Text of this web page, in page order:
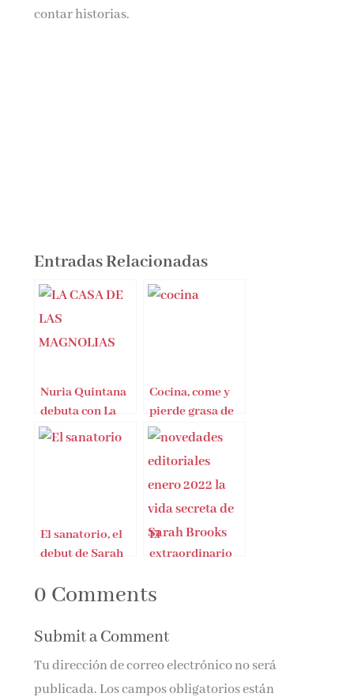
contar historias.
Entradas Relacionadas
Nuria Quintana
debuta con La
casa de las
Cocina, come y
pierde grasa de
Paloma
El sanatorio, el
debut de Sarah
El
extraordinario
Santiago Vera
0 Comments
Submit a Comment
Tu dirección de correo electrónico no será
publicada. Los campos obligatorios están